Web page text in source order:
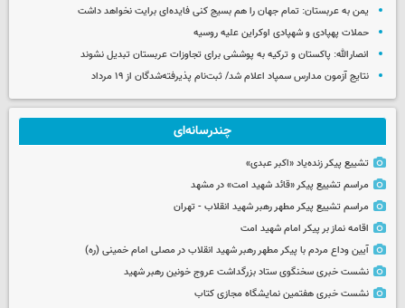
یمن به عربستان: تمام جهان را هم بسیج کنی فایده‌ای برایت نخواهد داشت
حملات پهپادی و شهپادی اوکراین علیه روسیه
انصارالله: پاکستان و ترکیه به پوششی برای تجاوزات عربستان تبدیل نشوند
نتایج آزمون مدارس سمپاد اعلام شد/ ثبت‌نام پذیرفته‌شدگان از ۱۹ مرداد
چندرسانه‌ای
تشییع پیکر زنده‌یاد «اکبر عبدی»
مراسم تشییع پیکر «قائد شهید امت» در مشهد
مراسم تشییع پیکر مطهر رهبر شهید انقلاب - تهران
اقامه نماز بر پیکر امام شهید امت
آیین وداع مردم با پیکر مطهر رهبر شهید انقلاب در مصلی امام خمینی (ره)
نشست خبری سخنگوی ستاد بزرگداشت عروج خونین رهبر شهید
نشست خبری هفتمین نمایشگاه مجازی کتاب